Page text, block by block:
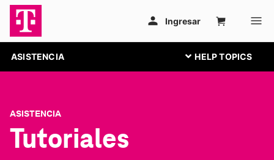
ASISTENCIA
ASISTENCIA
Tutoriales